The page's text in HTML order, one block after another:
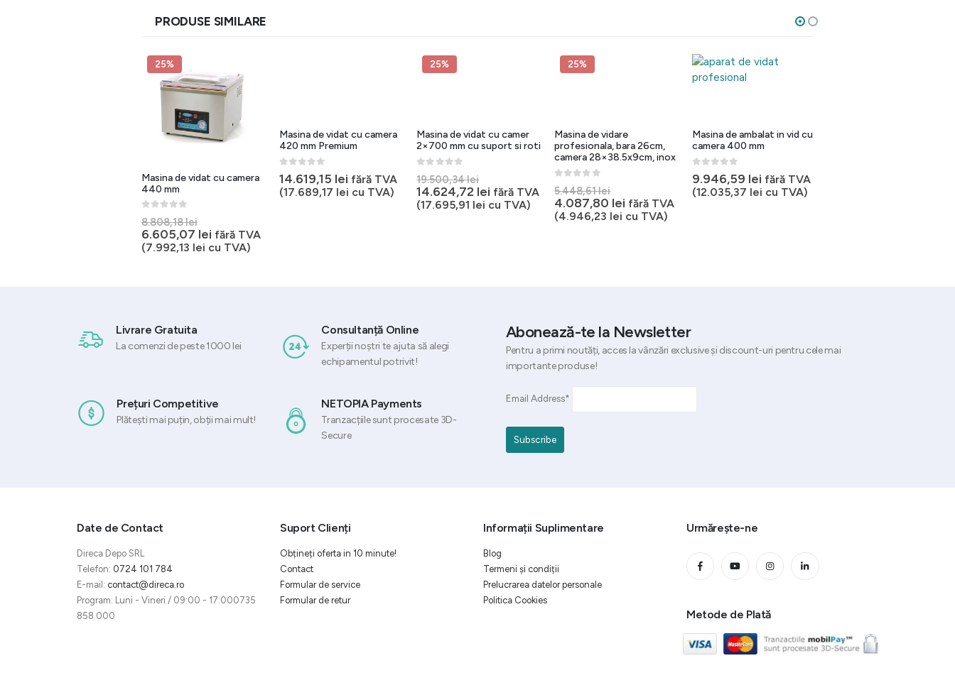
PRODUSE SIMILARE
25%
Masina de vidat cu camera
440 mm
8.808,18lei
inițial
a
6.605,07 leiPrețul
curent
fără TVA
(7.992,13 lei cu TVA)
Masina de vidat cu camera
420 mm Premium
14.619,15 lei fără TVA
(17.689,17 lei cu TVA)
25%
Masina de vidat cu camer
2×700 mm cu suport si roti
19.500,34lei
inițial
a
14.624,72 lei Prețul
curent
fără TVA
(17.695,91 lei cu TVA)
25%
Masina de vidare
profesionala, bara 26cm,
camera 28×38.5x9cm, inox
5.448,61lei
inițial
a
4.087,80 lei Prețul
curent
fără TVA
(4.946,23 lei cu TVA)
Masina de ambalat in vid cu
camera 400 mm
9.946,59 lei fără TVA
(12.035,37 lei cu TVA)
Livrare Gratuita
La comenzi de peste 1000 lei
Consultanță Online
Experții noștri te ajuta să alegi
echipamentul potrivit!
Prețuri Competitive
Plătești mai puțin, obții mai mult!
NETOPIA Payments
Tranzacțiile sunt procesate 3D-
Secure
Abonează-te la Newsletter
Pentru a primi noutăți, acces la vânzări exclusive și discount-uri pentru cele mai
importante produse!
Email Address*
Date de Contact
Direca Depo SRL
Telefon: 0724 101 784
E-mail: contact@direca.ro
Program: Luni - Vineri / 09:00 - 17:000735
858 000
Suport Clienți
Obțineți oferta in 10 minute!
Contact
Formular de service
Formular de retur
Informații Suplimentare
Blog
Termeni și condiții
Prelucrarea datelor personale
Politica Cookies
Urmărește-ne
Metode de Plată